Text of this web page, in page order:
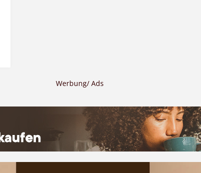
Werbung/ Ads